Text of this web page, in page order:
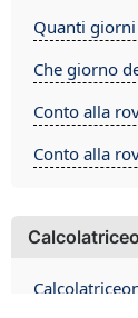
Quanti
Che giorno
Conto alla
Conto alla